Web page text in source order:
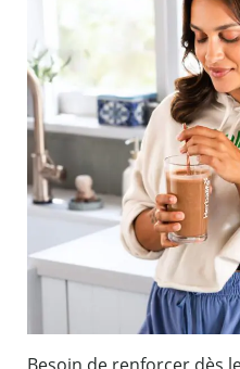
Besoin de renforcer dès